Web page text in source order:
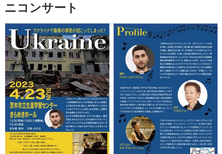
ニコンサート